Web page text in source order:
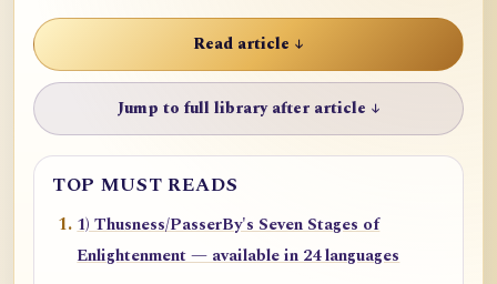
Read article ↓
Jump to full library after article ↓
TOP MUST READS
1) Thusness/PasserBy's Seven Stages of
Enlightenment — available in 24 languages